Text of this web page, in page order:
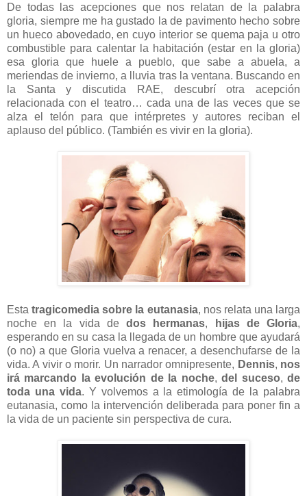
De todas las acepciones que nos relatan de la palabra
gloria, siempre me ha gustado la de pavimento hecho sobre
un hueco abovedado, en cuyo interior se quema paja u otro
combustible para calentar la habitación (estar en la gloria)
esa gloria que huele a pueblo, que sabe a abuela, a
meriendas de invierno, a lluvia tras la ventana. Buscando en
la Santa y discutida RAE, descubrí otra acepción
relacionada con el teatro… cada una de las veces que se
alza el telón para que intérpretes y autores reciban el
aplauso del público. (También es vivir en la gloria).
Esta tragicomedia sobre la eutanasia, nos relata una larga
noche en la vida dedos hermanas, hijas de Gloria,
esperando en su casa la llegada de un hombre que ayudará
(o no) a que Gloria vuelva a renacer, a desenchufarse de la
vida. A vivir o morir. Un narrador omnipresente, Dennis, nos
irá marcando la evolución de la noche, del suceso,de
toda una vida. Y volvemos a la etimología de la palabra
eutanasia, como la intervención deliberada para poner fin a
la vida de un paciente sin perspectiva de cura.